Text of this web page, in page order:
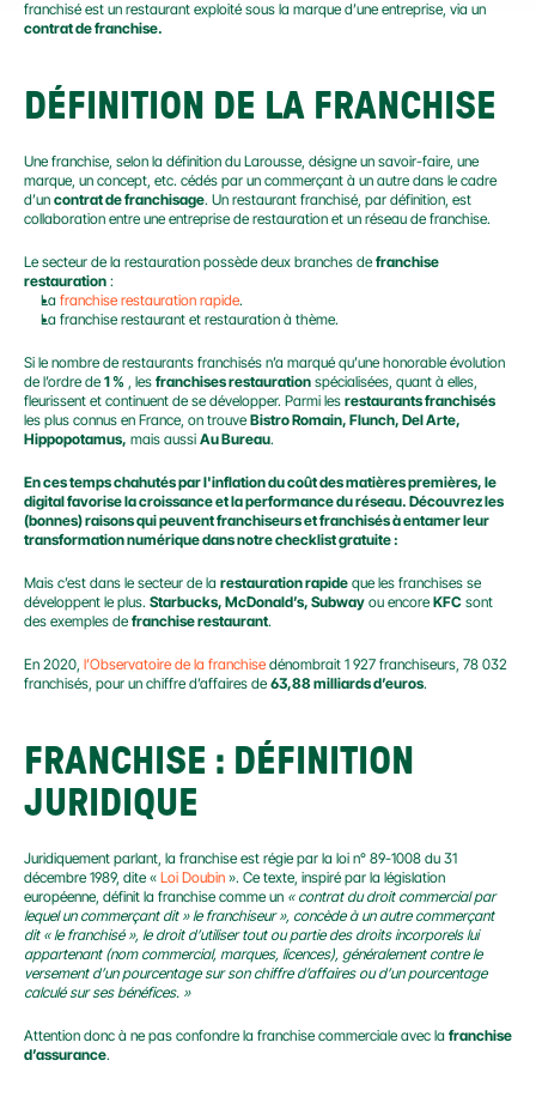
contrat de franchise.
DÉFINITION DE LA FRANCHISE
Une franchise, selon la définition du Larousse, désigne un savoir-faire, une
marque, un concept, etc. cédés par un commerçant à un autre dans le cadre
d’un contrat de franchisage. Un restaurant franchisé, par définition, est
collaboration entre une entreprise de restauration et un réseau de franchise.
Le secteur de la restauration possède deux branches de franchise
restauration :
La franchise restauration rapide.
La franchise restaurant et restauration à thème.
Si le nombre de restaurants franchisés n’a marqué qu’une honorable évolution
de l’ordre de 1 % , les franchises restauration spécialisées, quant à elles,
fleurissent et continuent de se développer. Parmi les restaurants franchisés
les plus connus en France, on trouve Bistro Romain, Flunch, Del Arte,
Hippopotamus, mais aussi Au Bureau.
En ces temps chahutés par l'inflation du coût des matières premières, le
digital favorise la croissance et la performance du réseau. Découvrez les
(bonnes) raisons qui peuvent franchiseurs et franchisés à entamer leur
transformation numérique dans notre checklist gratuite :
Mais c’est dans le secteur de la restauration rapide que les franchises se
développent le plus. Starbucks, McDonald’s, Subway ou encore KFC sont
des exemples de franchise restaurant.
En 2020, l’Observatoire de la franchise dénombrait 1 927 franchiseurs, 78 032
franchisés, pour un chiffre d’affaires de 63,88 milliards d’euros.
FRANCHISE : DÉFINITION
JURIDIQUE
Juridiquement parlant, la franchise est régie par la loi n° 89-1008 du 31
décembre 1989, dite « Loi Doubin ». Ce texte, inspiré par la législation
européenne, définit la franchise comme un « contrat du droit commercial par
lequel un commerçant dit » le franchiseur », concède à un autre commerçant
dit « le franchisé », le droit d’utiliser tout ou partie des droits incorporels lui
appartenant (nom commercial, marques, licences), généralement contre le
versement d’un pourcentage sur son chiffre d’affaires ou d’un pourcentage
calculé sur ses bénéfices. »
Attention donc à ne pas confondre la franchise commerciale avec la franchise
d’assurance.